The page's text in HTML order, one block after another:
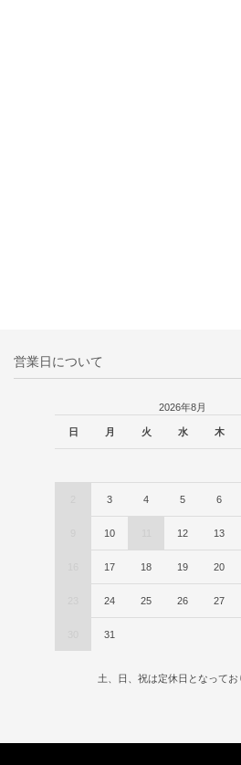
営業日について
2026年8月
日 月 火 水 木
3 4 5 6
10 12 13
17 18 19 20
24 25 26 27
31
土、日、祝は定休日となってお